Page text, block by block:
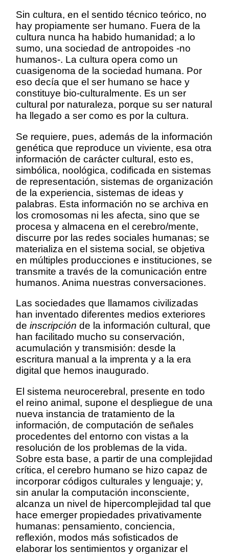
Sin cultura, en el sentido técnico teórico, no
hay propiamente ser humano. Fuera de la
cultura nunca ha habido humanidad; a lo
sumo, una sociedad de antropoides -no
humanos-. La cultura opera como un
cuasigenoma de la sociedad humana. Por
eso decía que el ser humano se hace y
constituye bio-culturalmente. Es un ser
cultural por naturaleza, porque su ser natural
ha llegado a ser como es por la cultura.
Se requiere, pues, además de la información
genética que reproduce un viviente, esa otra
información de carácter cultural, esto es,
simbólica, noológica, codificada en sistemas
de representación, sistemas de organización
de la experiencia, sistemas de ideas y
palabras. Esta información no se archiva en
los cromosomas ni les afecta, sino que se
procesa y almacena en el cerebro/mente,
discurre por las redes sociales humanas; se
materializa en el sistema social, se objetiva
en múltiples producciones e instituciones, se
transmite a través de la comunicación entre
humanos. Anima nuestras conversaciones.
Las sociedades que llamamos civilizadas
han inventado diferentes medios exteriores
de inscripción de la información cultural, que
han facilitado mucho su conservación,
acumulación y transmisión: desde la
escritura manual a la imprenta y a la era
digital que hemos inaugurado.
El sistema neurocerebral, presente en todo
el reino animal, supone el despliegue de una
nueva instancia de tratamiento de la
información, de computación de señales
procedentes del entorno con vistas a la
resolución de los problemas de la vida.
Sobre esta base, a partir de una complejidad
crítica, el cerebro humano se hizo capaz de
incorporar códigos culturales y lenguaje; y,
sin anular la computación inconsciente,
alcanza un nivel de hipercomplejidad tal que
hace emerger propiedades privativamente
humanas: pensamiento, conciencia,
reflexión, modos más sofisticados de
elaborar los sentimientos y organizar el